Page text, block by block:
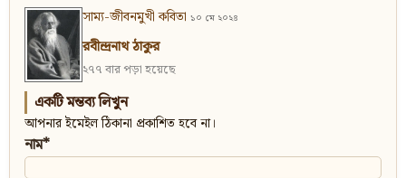
সাম্য-জীবনমুখী কবিতা ১০ মে ২০২৪
রবীন্দ্রনাথ ঠাকুর
২৭৭ বার পড়া হয়েছে
একটি মন্তব্য লিখুন
আপনার ইমেইল ঠিকানা প্রকাশিত হবে না।
নাম*